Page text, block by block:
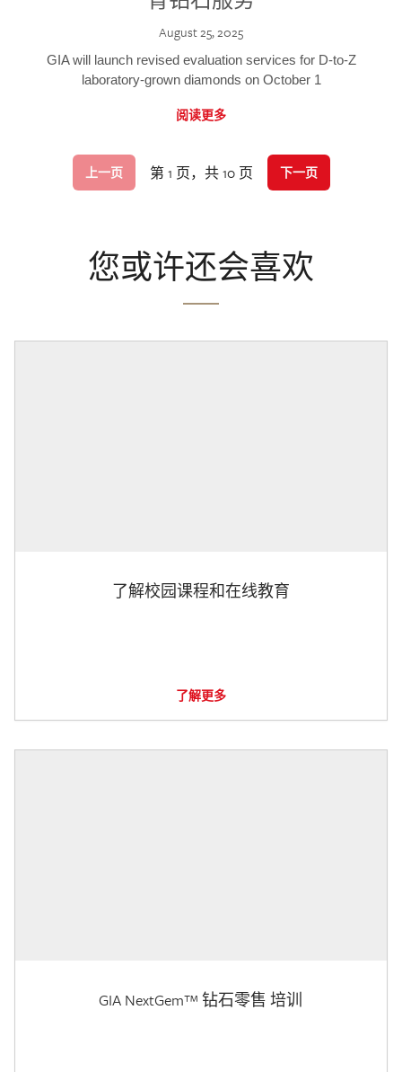
August 25, 2025
GIA will launch revised evaluation services for D-to-Z
laboratory-grown diamonds on October 1
阅读更多
上一页 第 1 页，共 10 页 下一页
您或许还会喜欢
了解校园课程和在线教育
了解更多
GIA NextGem™ 钻石零售 培训